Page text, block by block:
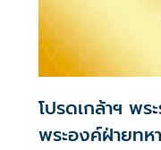
โปรดเกล้าฯ พร
พระองค์ฝ่ายทห